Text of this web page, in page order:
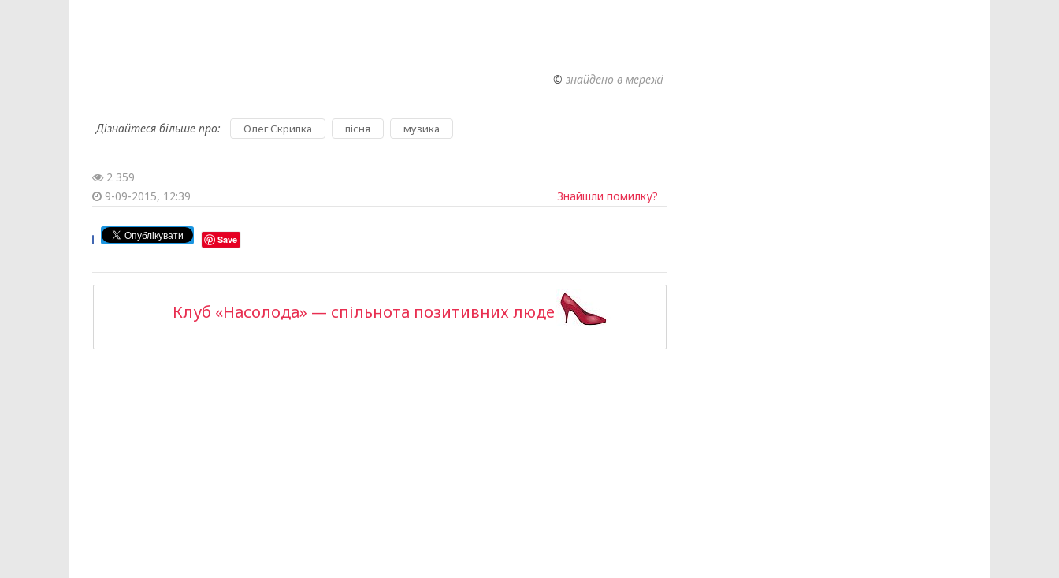
© знайдено в мережі
Дізнайтеся більше про: Олег Скрипка пісня музика
2 359
9-09-2015, 12:39
Знайшли помилку?
Save
Клуб «Насолода» — спільнота позитивних людей >>